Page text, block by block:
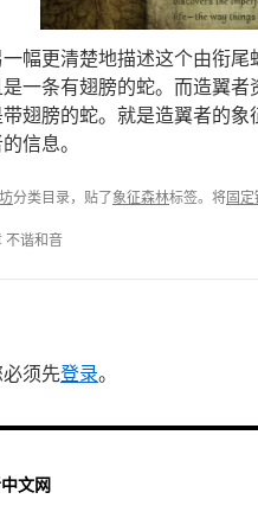
一幅更清楚地描述这个由衔
一条有翅膀的蛇。而造翼
翅膀的蛇。就是造翼者的
信息。
分类目录，贴了象征森林标签。将固
不谐和音
须先登录。
文网